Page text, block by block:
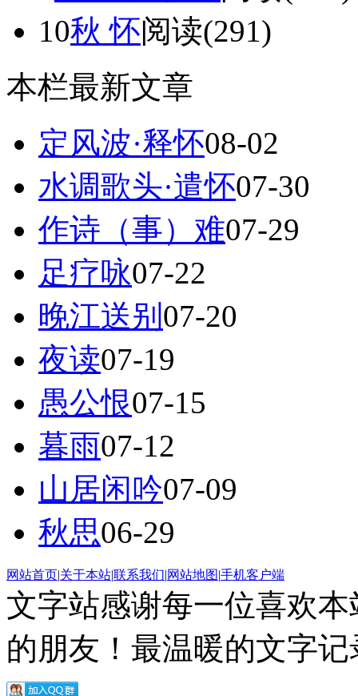
10秋 怀阅读(291)
本栏最新文章
定风波·释怀08-02
水调歌头·遣怀07-30
作诗（事）难07-29
足疗咏07-22
晚江送别 07-20
夜读07-19
愚公恨07-15
暮雨07-12
山居闲吟07-09
秋思06-29
网站首页|关于本站|联系我们|网站地图|手机客户端
文字站感谢每一位喜欢
的朋友！最温暖的文字